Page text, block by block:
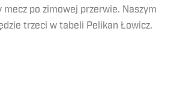
mecz po zimowej przerwie. Naszym
trzeci w tabeli Pelikan Łowicz.